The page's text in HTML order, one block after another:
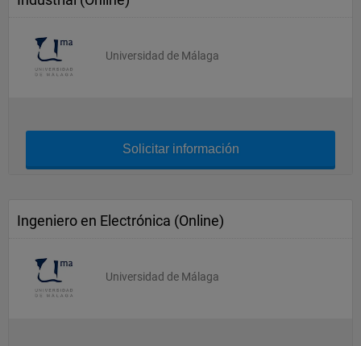
Universidad de Málaga
Solicitar información
Ingeniero en Electrónica (Online)
Universidad de Málaga